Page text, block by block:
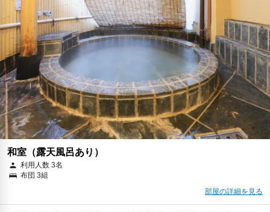
和室（露天風呂あり）
利用人数 3名
布団 3組
部屋の詳細を見る